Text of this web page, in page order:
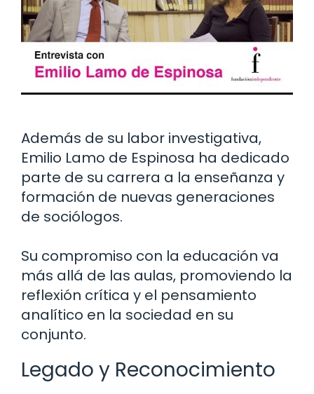
Además de su labor investigativa,
Emilio Lamo de Espinosa ha dedicado
parte de su carrera a la enseñanza y
formación de nuevas generaciones
de sociólogos.
Su compromiso con la educación va
más allá de las aulas, promoviendo la
reflexión crítica y el pensamiento
analítico en la sociedad en su
conjunto.
Legado y Reconocimiento